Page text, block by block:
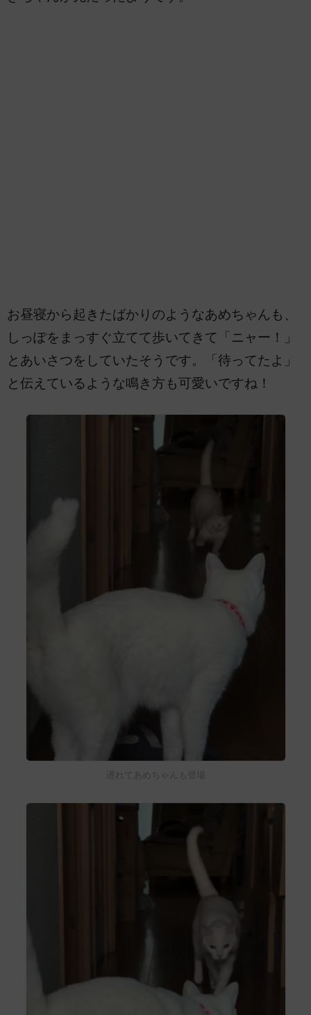
お昼寝から起きたばかりのようなあめちゃんも、
しっぽをまっすぐ立てて歩いてきて「ニャー！」
とあいさつをしていたそうです。「待ってたよ」
と伝えているような鳴き方も可愛いですね！
遅れてあめちゃんも登場